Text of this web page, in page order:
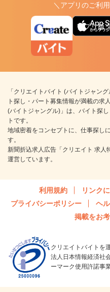
＼アプリのご利
アプリ版
「クリエイトバイト (バイトジャン
ト探し・パート募集情報が満載の求
(バイトジャングル)」は、バイト探
トです。
地域密着をコンセプトに、仕事探し
す。
新聞折込求人広告「クリエイト 求人
運営しています。
利用規約 リンク
プライバシーポリシー
ヘ
掲載をお
クリエイトバイトを
法人日本情報経済社
ーマーク使用許諾事